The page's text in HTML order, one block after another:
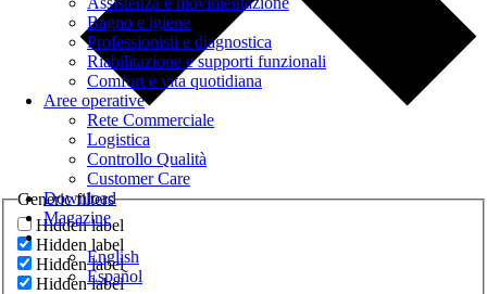
Generic filters
Hidden label
Hidden label
Hidden label
Hidden label
Bagno e igiene
Professionisti e diagnostica
Riabilitazione e supporti funzionali
Comfort e vita quotidiana
Aree operative
Rete Commerciale
Logistica
Controllo Qualità
Customer Care
Download
Magazine
English
Español